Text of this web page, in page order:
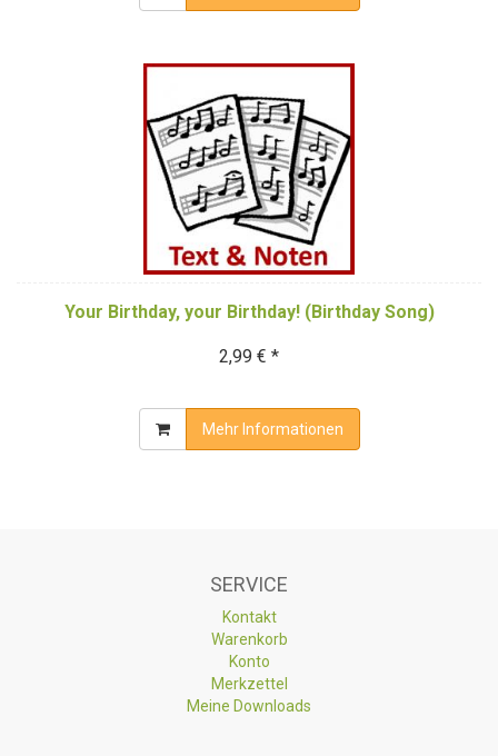
Your Birthday, your Birthday! (Birthday Song)
2,99 € *
Mehr Informationen
SERVICE
Kontakt
Warenkorb
Konto
Merkzettel
Meine Downloads